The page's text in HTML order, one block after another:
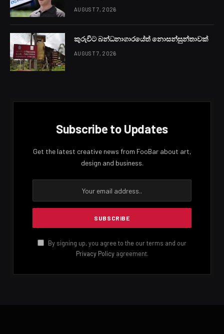
AUGUST 7, 2026
කුරුවිට බන්ධනාගාරයේත් නොසන්සුන්තාවක්
AUGUST 7, 2026
Subscribe to Updates
Get the latest creative news from FooBar about art,
design and business.
By signing up, you agree to the our terms and our
Privacy Policyagreement.